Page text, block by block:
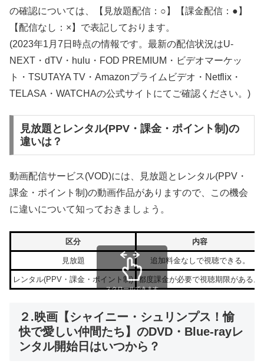
の確認については、【見放題配信：○】【課金配信：●】
【配信なし：×】で表記しております。
(2023年1月7日時点の情報です。最新の配信状況はU-
NEXT・dTV・hulu・FOD PREMIUM・ビデオマーケッ
ト・TSUTAYA TV・Amazonプライムビデオ・Netflix・
TELASA・WATCHAの公式サイトにてご確認ください。)
見放題とレンタル(PPV・課金・ポイント制)の
違いは？
動画配信サービス(VOD)には、見放題とレンタル(PPV・
課金・ポイント制)の動画作品がありますので、この機会
に違いについて知っておきましょう。
区分 内容
見放題 追加料金なしで視聴できる。
レンタル(PPV・課金・ポイント制) 都度課金が必要で視聴期限がある。
スクロールできます
２.映画【シャイニー・シュリンプス！愉
快で愛しい仲間たち】のDVD・Blue-rayレ
ンタル開始日はいつから？